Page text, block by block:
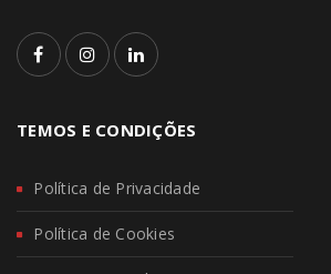
TEMOS E CONDIÇÕES
Política de Privacidade
Política de Cookies